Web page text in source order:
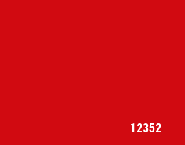
12352